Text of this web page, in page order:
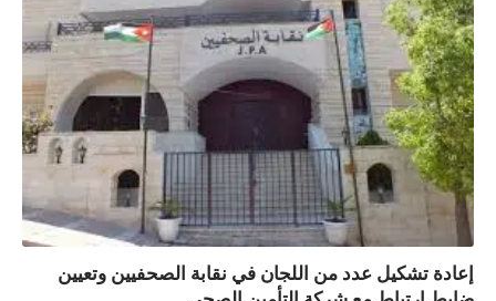
إعادة تشكيل عدد من اللجان في نقابة الصحفيين وتعيين